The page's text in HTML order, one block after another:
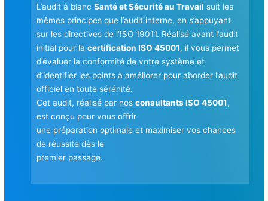
L’audit à blancSanté et Sécurité au Travail suit les
mêmes principes que l’audit interne, en s’appuyant
sur les directives de l’ISO 19011. Réalisé avant l’audit
initial pour lacertification ISO 45001, il vous permet
d’évaluer la conformité de votre système et
d’identifier les points à améliorer pour aborder l’audit
officiel en toute sérénité.
Cet audit, réalisé par nosconsultants ISO 45001,
est conçu pour vous offrir
une préparation optimale et maximiser vos chances
de réussite dès le
premier passage.